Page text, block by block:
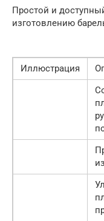
Простой и
изготовлению
Иллюстрация